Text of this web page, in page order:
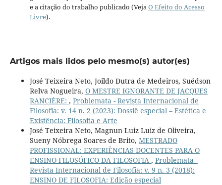
e a citação do trabalho publicado (VejaO Efeito do Acesso
Livre).
Artigos mais lidos pelo mesmo(s) autor(es)
José Teixeira Neto, Joildo Dutra de Medeiros, Suédson
Relva Nogueira, O MESTRE IGNORANTE DE JACQUES
RANCIÈRE: , Problemata - Revista Internacional de
Filosofia: v. 14 n. 2 (2023): Dossiê especial – Estética e
Existência: Filosofia e Arte
José Teixeira Neto, Magnun Luiz Luiz de Oliveira,
Sueny Nóbrega Soares de Brito, MESTRADO
PROFISSIONAL: EXPERIÊNCIAS DOCENTES PARA O
ENSINO FILOSÓFICO DA FILOSOFIA , Problemata -
Revista Internacional de Filosofia: v. 9 n. 3 (2018):
ENSINO DE FILOSOFIA: Edição especial